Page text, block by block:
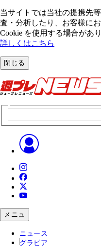
当サイトでは当社の提携先
査・分析したり、お客様に
Cookie を使⽤する場合があり
詳しくはこちら
閉じる
メニュ
ニュース
グラビア